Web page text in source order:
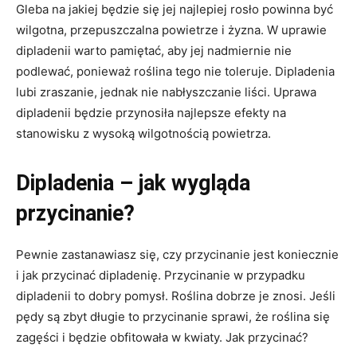
Gleba na jakiej będzie się jej najlepiej rosło powinna być
wilgotna, przepuszczalna powietrze i żyzna. W uprawie
dipladenii warto pamiętać, aby jej nadmiernie nie
podlewać, ponieważ roślina tego nie toleruje. Dipladenia
lubi zraszanie, jednak nie nabłyszczanie liści. Uprawa
dipladenii będzie przynosiła najlepsze efekty na
stanowisku z wysoką wilgotnością powietrza.
Dipladenia – jak wygląda
przycinanie?
Pewnie zastanawiasz się, czy przycinanie jest koniecznie
i jak przycinać dipladenię. Przycinanie w przypadku
dipladenii to dobry pomysł. Roślina dobrze je znosi. Jeśli
pędy są zbyt długie to przycinanie sprawi, że roślina się
zagęści i będzie obfitowała w kwiaty. Jak przycinać?